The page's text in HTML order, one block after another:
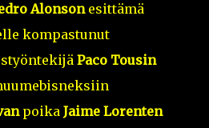
Alonsonesittämä
kompastunut
Paco Tousin
poika Jaime Lorenten